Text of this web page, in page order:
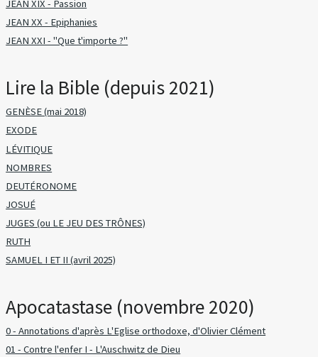
JEAN XIX - Passion
JEAN XX - Epiphanies
JEAN XXI - "Que t'importe ?"
Lire la Bible (depuis 2021)
GENÈSE (mai 2018)
EXODE
LÉVITIQUE
NOMBRES
DEUTÉRONOME
JOSUÉ
JUGES (ou LE JEU DES TRÔNES)
RUTH
SAMUEL I ET II (avril 2025)
Apocatastase (novembre 2020)
0 - Annotations d'après L'Eglise orthodoxe, d'Olivier Clément
01 - Contre l'enfer I - L'Auschwitz de Dieu